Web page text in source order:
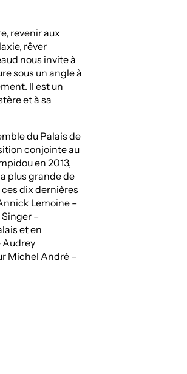
revenir aux
rêver
nous invite à
sous un angle à
Il est un
et à sa
du Palais de
conjointe au
en 2013,
plus grande de
dix dernières
Lemoine –
–
et en
Audrey
Michel André –